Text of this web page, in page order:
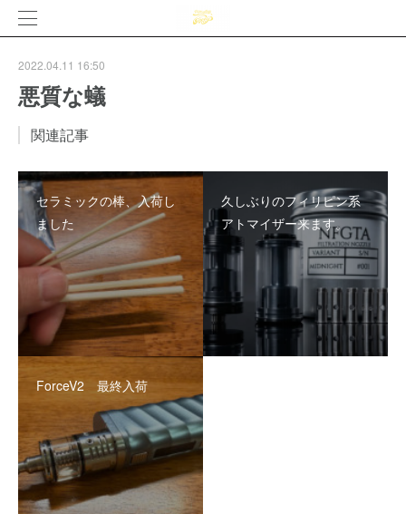
2022.04.11 16:50
悪質な蟻
関連記事
セラミックの棒、入荷し
ました
久しぶりのフィリピン系
アトマイザー来ます。
ForceV2 最終入荷